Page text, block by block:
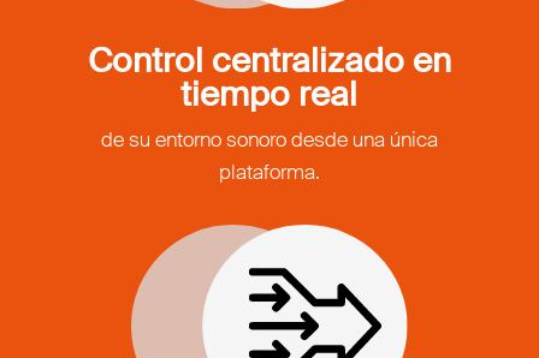
Control centralizado en
tiempo real
de su entorno sonoro desde una única
plataforma.